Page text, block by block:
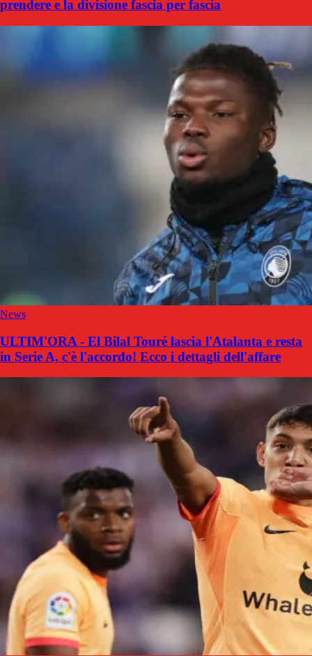
prendere e la divisione fascia per fascia
News
ULTIM'ORA - El Bilal Touré lascia l'Atalanta e resta
in Serie A, c'è l'accordo! Ecco i dettagli dell'affare